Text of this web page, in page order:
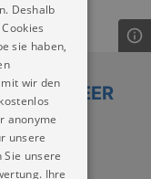
Album
Deshalb
sie haben,
wir den
anonyme
unsere
unsere
Ihre